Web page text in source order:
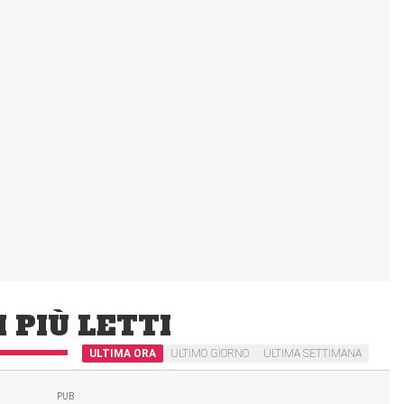
PIÙ LETTI
ULTIMA ORA ULTIMO GIORNO ULTIMA SETTIMANA